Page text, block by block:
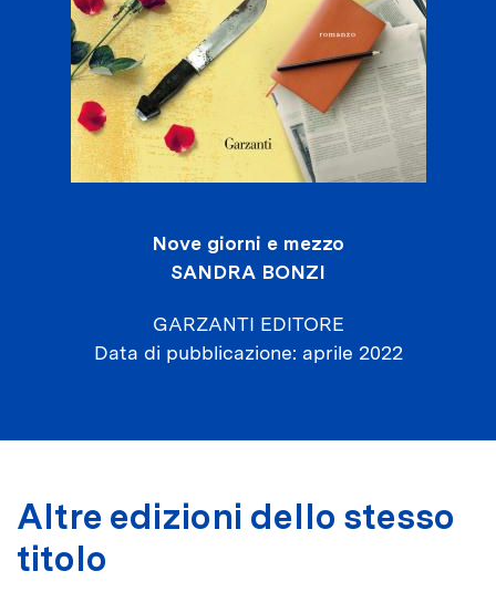
Nove giorni e mezzo
SANDRA BONZI
GARZANTI EDITORE
Data di pubblicazione aprile 2022
Altre edizioni dello stesso
titolo